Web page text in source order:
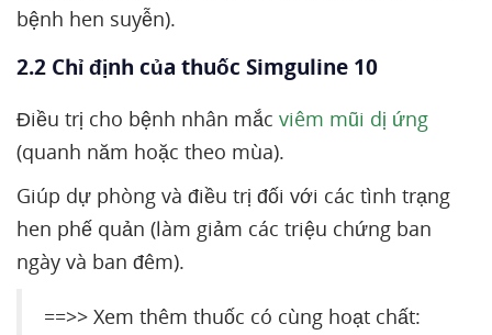
bệnh hen suyễn).
2.2 Chỉ định của thuốc Simguline 10
Điều trị cho bệnh nhân mắc viêm mũi dị ứng
(quanh năm hoặc theo mùa).
Giúp dự phòng và điều trị đối với các tình trạng
hen phế quản (làm giảm các triệu chứng ban
ngày và ban đêm).
==>> Xem thêm thuốc có cùng hoạt chất: